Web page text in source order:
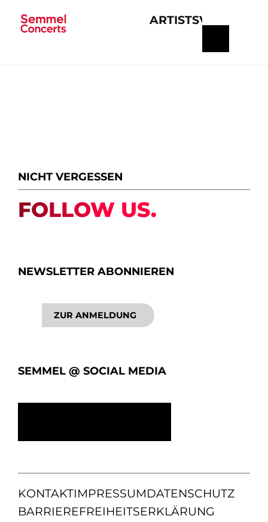
ARTISTS
NICHT VERGESSEN
FOLLOW US.
NEWSLETTER ABONNIEREN
ZUR ANMELDUNG
SEMMEL @ SOCIAL MEDIA
KONTAKTIMPRESSUMDATENSCHUTZ
BARRIEREFREIHEITSERKLÄRUNG